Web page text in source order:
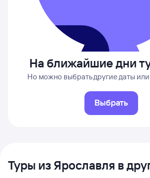
На ближайшие дни
Но можно выбрать другие даты
Выбрать
Туры из Ярославля в